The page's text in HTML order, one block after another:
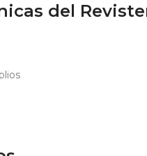
del